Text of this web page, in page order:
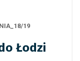
19
Łodzi